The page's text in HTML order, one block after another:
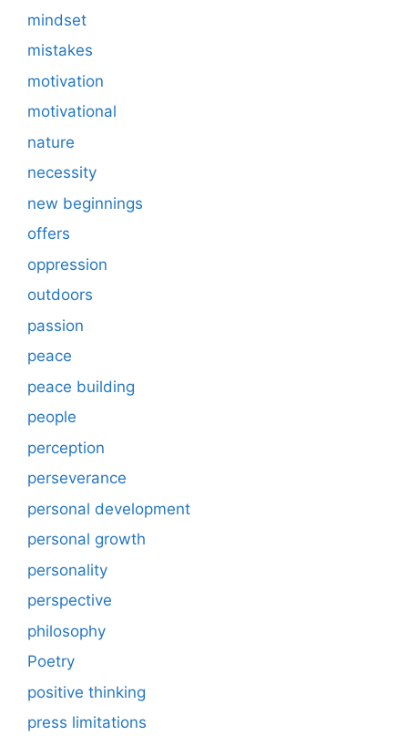
mindset
mistakes
motivation
motivational
nature
necessity
new beginnings
offers
oppression
outdoors
passion
peace
peace building
people
perception
perseverance
personal development
personal growth
personality
perspective
philosophy
Poetry
positive thinking
press limitations